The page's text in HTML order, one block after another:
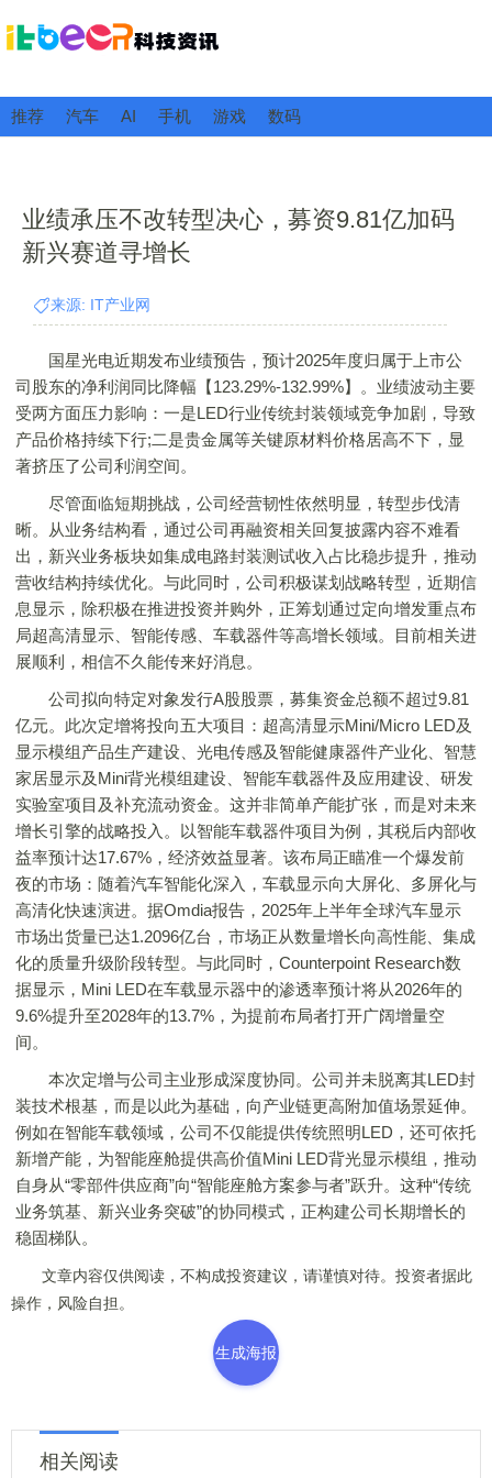
推荐 汽车 AI 手机 游戏 数码
业绩承压不改转型决心，募资9.81亿加码
新兴赛道寻增长
来源: IT产业网
国星光电近期发布业绩预告，预计2025年度归属于上市公
司股东的净利润同比降幅【123.29%-132.99%】。业绩波动主要
受两方面压力影响：一是LED行业传统封装领域竞争加剧，导致
产品价格持续下行;二是贵金属等关键原材料价格居高不下，显
著挤压了公司利润空间。
尽管面临短期挑战，公司经营韧性依然明显，转型步伐清
晰。从业务结构看，通过公司再融资相关回复披露内容不难看
出，新兴业务板块如集成电路封装测试收入占比稳步提升，推动
营收结构持续优化。与此同时，公司积极谋划战略转型，近期信
息显示，除积极在推进投资并购外，正筹划通过定向增发重点布
局超高清显示、智能传感、车载器件等高增长领域。目前相关进
展顺利，相信不久能传来好消息。
公司拟向特定对象发行A股股票，募集资金总额不超过9.81
亿元。此次定增将投向五大项目：超高清显示Mini/Micro LED及
显示模组产品生产建设、光电传感及智能健康器件产业化、智慧
家居显示及Mini背光模组建设、智能车载器件及应用建设、研发
实验室项目及补充流动资金。这并非简单产能扩张，而是对未来
增长引擎的战略投入。以智能车载器件项目为例，其税后内部收
益率预计达17.67%，经济效益显著。该布局正瞄准一个爆发前
夜的市场：随着汽车智能化深入，车载显示向大屏化、多屏化与
高清化快速演进。据Omdia报告，2025年上半年全球汽车显示
市场出货量已达1.2096亿台，市场正从数量增长向高性能、集成
化的质量升级阶段转型。与此同时，Counterpoint Research数
据显示，Mini LED在车载显示器中的渗透率预计将从2026年的
9.6%提升至2028年的13.7%，为提前布局者打开广阔增量空
间。
本次定增与公司主业形成深度协同。公司并未脱离其LED封
装技术根基，而是以此为基础，向产业链更高附加值场景延伸。
例如在智能车载领域，公司不仅能提供传统照明LED，还可依托
新增产能，为智能座舱提供高价值Mini LED背光显示模组，推动
自身从“零部件供应商”向“智能座舱方案参与者”跃升。这种“传统
业务筑基、新兴业务突破”的协同模式，正构建公司长期增长的
稳固梯队。
文章内容仅供阅读，不构成投资建议，请谨慎对待。投资者据此
操作，风险自担。
生成海报
相关阅读